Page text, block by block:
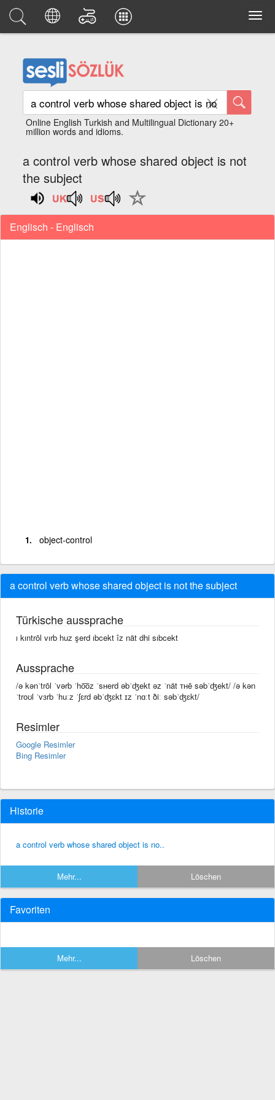
Online English Turkish and Multilingual Dictionary 20+
million words and idioms.
a control verb whose shared object is not
the subject
Englisch - Englisch
object-control
a control verb whose shared object is not the subject
Türkische aussprache
ı kıntrōl vırb huz şerd ıbcekt îz nät dhi sıbcekt
Aussprache
/ə kənˈtrōl ˈvərb ˈho͞oz ˈsʜerd əbˈʤekt əz ˈnät ᴛʜē səbˈʤekt/ /ə kən
ˈtroʊl ˈvɜrb ˈhuːz ˈʃɛrd əbˈʤɛkt ɪz ˈnɑːt ðiː səbˈʤɛkt/
Resimler
Google Resimler
Bing Resimler
Historie
a control verb whose shared object is no..
Mehr... Löschen
Favoriten
Mehr... Löschen